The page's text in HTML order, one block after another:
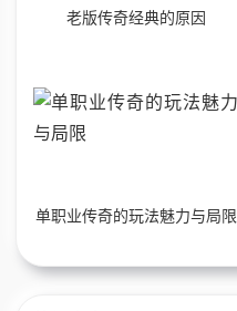
老版传奇经典的原因
单职业传奇的玩法魅力与局限